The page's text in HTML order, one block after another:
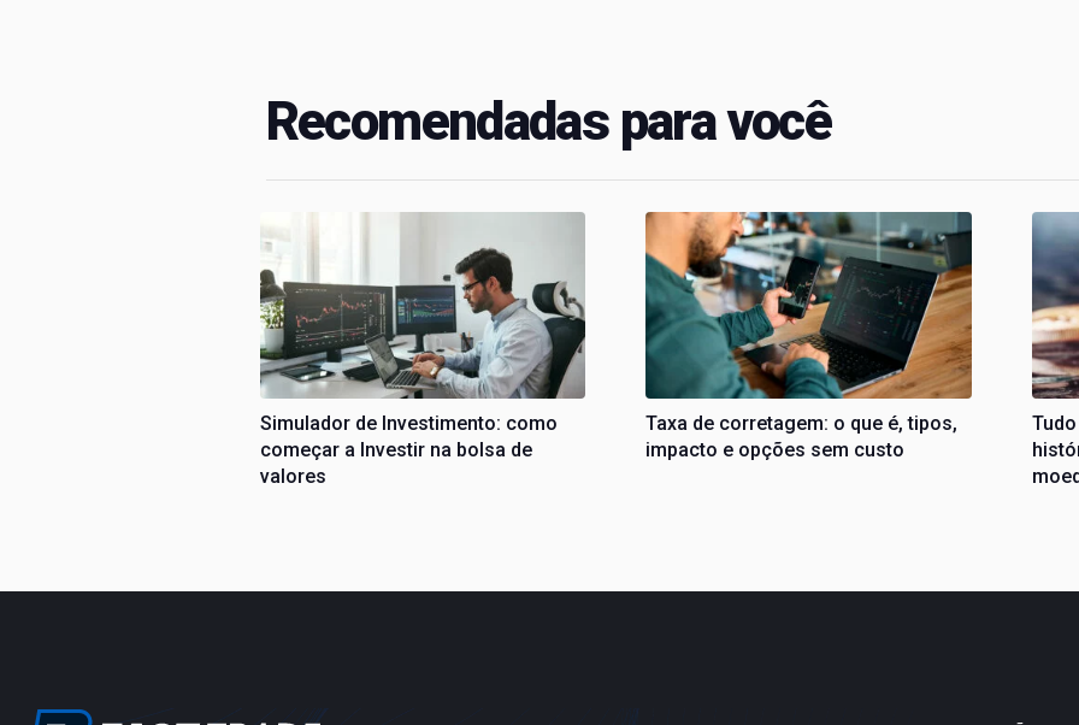
Recomendadas para você
Simulador de Investimento: como
começar a Investir na bolsa de
valores
Taxa de corretagem: o que é, tipos,
impacto e opções sem custo